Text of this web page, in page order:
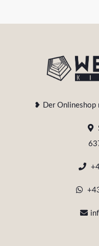
❥ Der Onlineshop